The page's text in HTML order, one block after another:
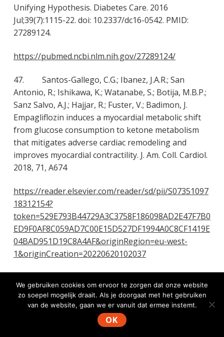
Unifying Hypothesis. Diabetes Care. 2016
Jul;39(7):1115-22. doi: 10.2337/dc16-0542. PMID:
27289124.
https://pubmed.ncbi.nlm.nih.gov/27289124/
47. Santos-Gallego, C.G.; Ibanez, J.A.R.; San
Antonio, R.; Ishikawa, K.; Watanabe, S.; Botija, M.B.P.;
Sanz Salvo, A.J.; Hajjar, R.; Fuster, V.; Badimon, J.
Empagliflozin induces a myocardial metabolic shift
from glucose consumption to ketone metabolism
that mitigates adverse cardiac remodeling and
improves myocardial contractility. J. Am. Coll. Cardiol.
2018, 71, A674
https://reader.elsevier.com/reader/sd/pii/S07351097
18312154?
token=529E793B44729A3C3758F186098AD2E47F7B0
ED9F0AF8C059AD7C00E15D527DF1994A0C8CF1419E
04BAD951D19C8A4AF&originRegion=eu-west-
1&originCreation=20220620102037
Shew TM, Koves TR, Ilkayeva OR, Kamm DR, Pyles
KD, King MT, Veech RL, DeBosch BJ, Muoio DM,
Gross RW, Finck BN. Nutritional modulation of heart
failure in mitochondrial pyruvate carrier-deficient
We gebruiken cookies om ervoor te zorgen dat onze website
zo soepel mogelijk draait. Als je doorgaat met het gebruiken
van de website, gaan we er vanuit dat ermee instemt.
OK